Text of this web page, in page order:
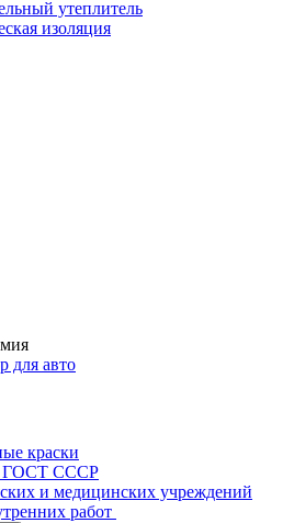
утеплитель
изоляция
для авто
краски
ГОСТ СССР
и медицинских учреждений
работ